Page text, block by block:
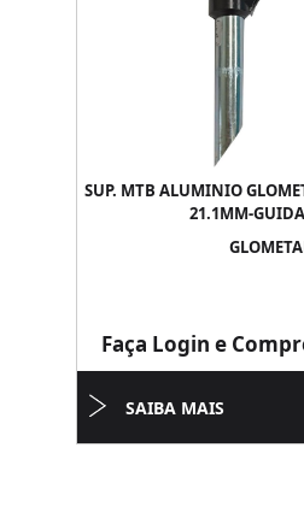
SUP. MTB ALUMINIO
21.1MM-
Faça Login e
SAIBA MAIS